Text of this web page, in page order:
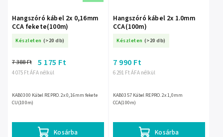
Hangszóró kábel 2x 0,16mm
CCA fekete(100m)
Készleten (>20 db)
4 075 Ft ÁFA nélkül
7 388 Ft 5 175 Ft
Kosárba
KAB0300 Kábel REPRO. 2x 0,16mm fekete
CU(100m)
Hangszóró kábel 2x 1.0mm
CCA(100m)
Készleten (>20 db)
6 291 Ft ÁFA nélkül
7 990 Ft
Kosárba
KAB0357 Kábel REPRO. 2x 1,0mm
CCA(100m)